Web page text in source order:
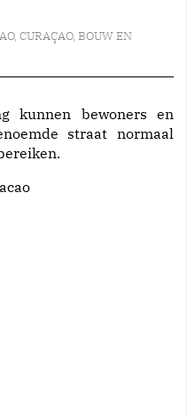
,CURAÇAO,BOUW EN
kunnen bewoners en
straat normaal